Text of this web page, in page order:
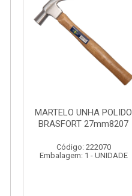
CHAVE GRIFO BRASFORT
14” 6012
Código: 231967
Embalagem: 1 - UNIDADE